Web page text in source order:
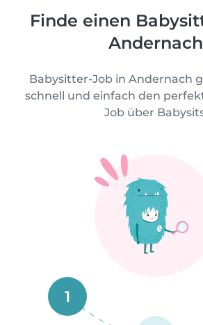
Finde einen
Andernach
Babysitter-Job in Andernach
schnell und einfach den
Job über
1